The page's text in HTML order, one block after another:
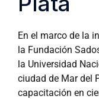
En el marco de la
la Fundación
la Universidad
ciudad de Mar del
capacitación en